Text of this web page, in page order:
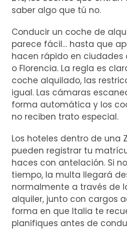
saber algo que tú no.
Conducir un coche de
parece fácil… hasta que
hacen rápido en ciudades
o Florencia. La regla es
coche alquilado, las
igual. Las cámaras
forma automática y los
no reciben trato especial.
Los hoteles dentro de una
pueden registrar tu
haces con antelación. Si
tiempo, la multa llegará
normalmente a través de
alquiler, junto con cargos
forma en que Italia te
planifiques antes de